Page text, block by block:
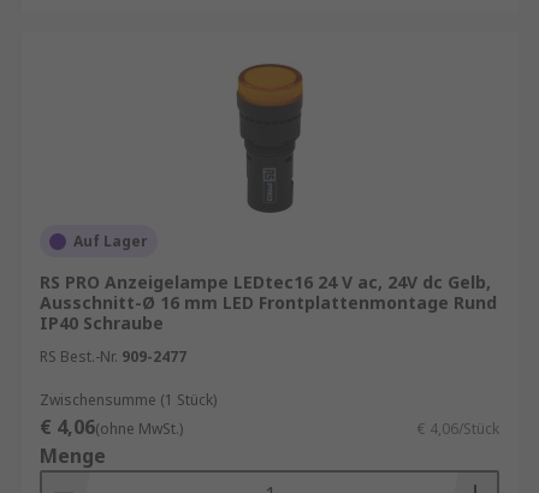
Auf Lager
RS PRO Anzeigelampe LEDtec16 24 V ac, 24V dc Gelb,
Ausschnitt-Ø 16 mm LED Frontplattenmontage Rund
IP40 Schraube
RS Best.-Nr. 909-2477
Zwischensumme (1 Stück)
€ 4,06(ohne MwSt.) € 4,06/Stück
Menge